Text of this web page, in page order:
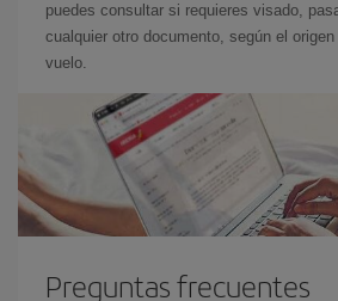
puedes consultar si requieres visado,
cualquier otro documento, según el
vuelo.
Preguntas frecuentes